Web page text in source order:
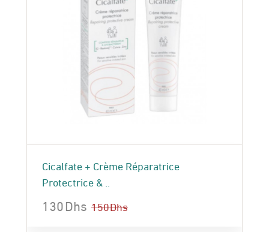
Cicalfate + Crème Réparatrice
Protectrice & ..
150Dhs
130Dhs